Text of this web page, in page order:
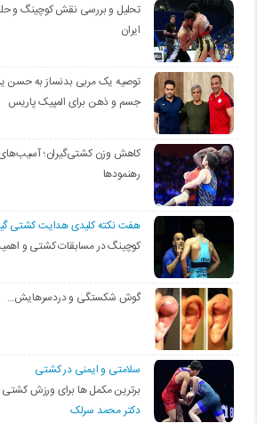
تحلیل و بررسی نقش کوچینگ و
ایران
توصیه یک مربی بدنساز به حسن
جسم و ذهن برای المپیک پاریس
کاهش وزن کشتی‌گیران؛ آسیب‌های
رهنمودها
هفت نکته کلیدی هدایت کشتی
کوچینگ در مسابقات کشتی و
گوش شکستگی و دردسرهایش…
سلامتی و ایمنی در کشتی
برترین مکمل ها برای ورزش کشتی
دکتر محمد سرلک